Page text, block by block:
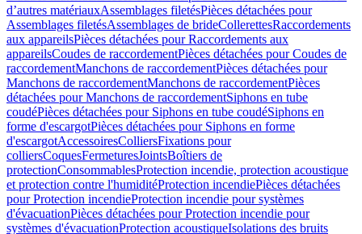
d’autres matériauxAssemblages filetésPièces détachées pour
Assemblages filetésAssemblages de brideCollerettesRaccordements
aux appareilsPièces détachées pour Raccordements aux
appareilsCoudes de raccordementPièces détachées pour Coudes de
raccordementManchons de raccordementPièces détachées pour
Manchons de raccordementManchons de raccordementPièces
détachées pour Manchons de raccordementSiphons en tube
coudéPièces détachées pour Siphons en tube coudéSiphons en
forme d'escargotPièces détachées pour Siphons en forme
d'escargotAccessoiresColliersFixations pour
colliersCoquesFermeturesJointsBoîtiers de
protectionConsommablesProtection incendie, protection acoustique
et protection contre l'humiditéProtection incendiePièces détachées
pour Protection incendieProtection incendie pour systèmes
d'évacuationPièces détachées pour Protection incendie pour
systèmes d'évacuationProtection acoustiqueIsolations des bruits